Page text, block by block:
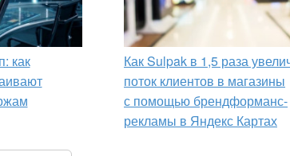
как
Как Sulpak в 1,5 раза
поток клиентов в магазины
с помощью брендформанс-
рекламы в Яндекс Картах